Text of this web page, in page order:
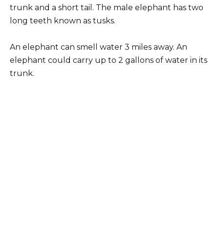
trunk and a short tail. The male elephant has two
long teeth known as tusks.
An elephant can smell water 3 miles away. An
elephant could carry up to 2 gallons of water in its
trunk.